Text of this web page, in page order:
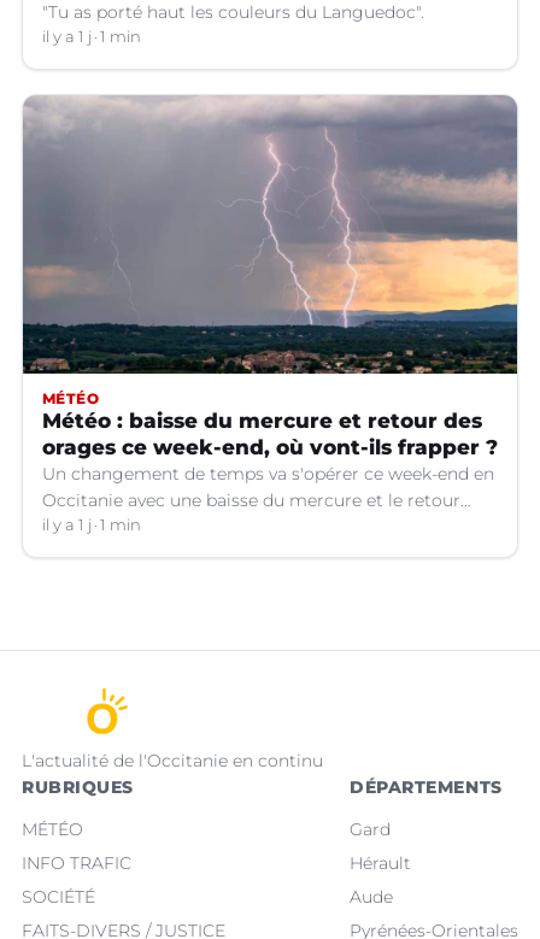
"Tu as porté haut les couleurs du Languedoc".
il y a 1 j 1 min
MÉTÉO
Météo : baisse du mercure et retour des
orages ce week-end, où vont-ils frapper ?
Un changement de temps va s'opérer ce week-end en
Occitanie avec une baisse du mercure et le retour
d'orages dans certains départements.
il y a 1 j 1 min
L'actualité de l'Occitanie en continu
RUBRIQUES
MÉTÉO
INFO TRAFIC
SOCIÉTÉ
FAITS-DIVERS / JUSTICE
DÉPARTEMENTS
Gard
Hérault
Aude
Pyrénées-Orientales